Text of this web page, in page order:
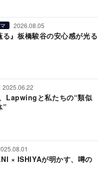
2026.08.05
る』板橋駿谷の安心感が光る
2025.06.22
Lapwingと私たちの“類似
”
× ISHIYAが明かす、噂の